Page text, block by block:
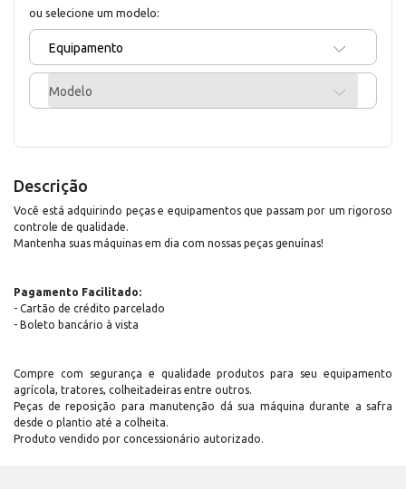
ou selecione um modelo:
Equipamento
Modelo
Descrição
Você está adquirindo peças e equipamentos que passam por um rigoroso
controle de qualidade.
Mantenha suas máquinas em dia com nossas peças genuínas!
Pagamento Facilitado:
- Cartão de crédito parcelado
- Boleto bancário à vista
Compre com segurança e qualidade produtos para seu equipamento
agrícola, tratores, colheitadeiras entre outros.
Peças de reposição para manutenção dá sua máquina durante a safra
desde o plantio até a colheita.
Produto vendido por concessionário autorizado.